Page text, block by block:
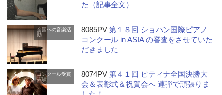
た（記事全文）
全国への音楽活
動
8085PV第１８回 ショパン国際ピアノ
コンクール in ASIA の審査をさせていた
だきました
コンクール受賞
実績
8074PV第４１回 ピティナ全国決勝大
会＆表彰式＆祝賀会へ 連弾で頑張りま